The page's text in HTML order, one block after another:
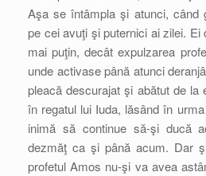
Aşa se întâmpla şi atunci, când
pe cei avuţi şi puternici ai zilei.
mai puţin, decât expulzarea
unde activase până atunci
pleacă descurajat şi abătut de la
în regatul lui Iuda, lăsând în
inimă să continue să-şi ducă
dezmăţ ca şi până acum. Dar
profetul Amos nu-şi va avea